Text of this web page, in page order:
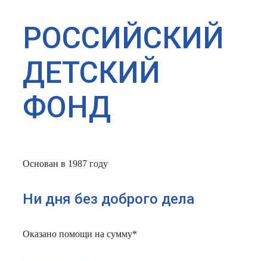
РОССИЙСКИЙ
ДЕТСКИЙ
ФОНД
Основан в 1987 году
Ни дня без доброго дела
Оказано помощи на сумму*